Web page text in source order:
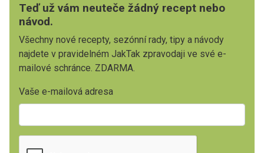
Teď už vám neuteče žádný recept nebo
návod.
Všechny nové recepty, sezónní rady, tipy a návody
najdete v pravidelném JakTak zpravodaji ve své e-
mailové schránce. ZDARMA.
Vaše e-mailová adresa